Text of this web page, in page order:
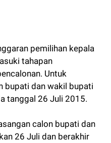
pemilihan kepala
tahapan
Untuk
bupati dan wakil bupati
tanggal 26 Juli 2015.
calon bupati dan
26 Juli dan berakhir